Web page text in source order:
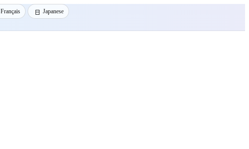
Français Japanese